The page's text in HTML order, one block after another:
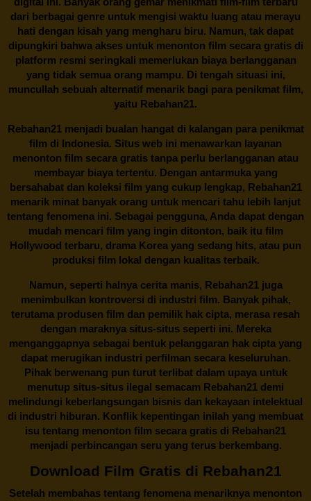
dari berbagai genre untuk mengisi waktu luang atau merayu
hati dengan kisah yang mengharu biru. Namun, tak dapat
dipungkiri bahwa akses untuk menonton film secara gratis di
platform resmi seringkali memerlukan biaya berlangganan
yang tidak semua orang mampu. Di tengah situasi ini,
muncullah sebuah alternatif menarik bagi para penikmat film,
yaitu Rebahan21.
Rebahan21menjadi bualan hangat di kalangan para penikmat
film di Indonesia. Situs web ini menawarkan layanan
menonton film secara gratis tanpa perlu berlangganan atau
membayar biaya tertentu. Dengan antarmuka yang
bersahabat dan koleksi film yang cukup lengkap, Rebahan21
menarik minat banyak orang untuk mencari tahu lebih lanjut
tentang fenomena ini. Sebagai pengguna, Anda dapat dengan
mudah mencari film yang ingin ditonton, baik itu film
Hollywood terbaru, drama Korea yang sedang hits, atau pun
produksi film lokal dengan kualitas terbaik.
Namun, seperti halnya cerita manis, Rebahan21juga
menimbulkan kontroversi di industri film. Banyak pihak,
terutama produsen film dan pemilik hak cipta, merasa resah
dengan maraknya situs-situs seperti ini. Mereka
menganggapnya sebagai bentuk pelanggaran hak cipta yang
dapat merugikan industri perfilman secara keseluruhan.
Pihak berwenang pun turut terlibat dalam upaya untuk
menutup situs-situs ilegal semacam Rebahan21 demi
melindungi keberlangsungan bisnis dan kekayaan intelektual
di industri hiburan. Konflik kepentingan inilah yang membuat
isu tentang menonton film secara gratis di Rebahan21
menjadi perbincangan seru yang terus berkembang.
Download Film Gratis di Rebahan21
Setelah membahas tentang fenomena menariknya menonton